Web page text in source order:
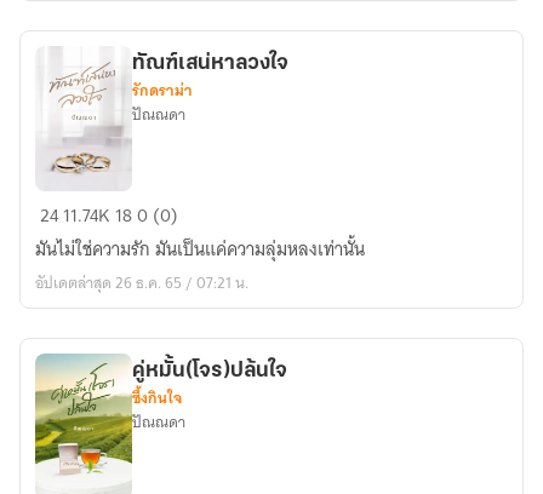
ทัณฑ์
เสน่หา
ลวง
ใจ
ทัณฑ์เสน่หาลวงใจ
รักดราม่า
ปัณณดา
2411.74K 180 (0)
มันไม่ใช่ความรัก มันเป็นแค่ความลุ่มหลงเท่านั้น
อัปเดตล่าสุด 26 ธ.ค. 65 / 07:21 น.
คู่หมั้น(โจร)ปล้นใจ
ซึ้งกินใจ
ปัณณดา